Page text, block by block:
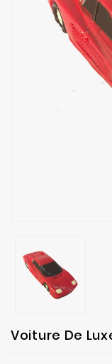
Voiture De